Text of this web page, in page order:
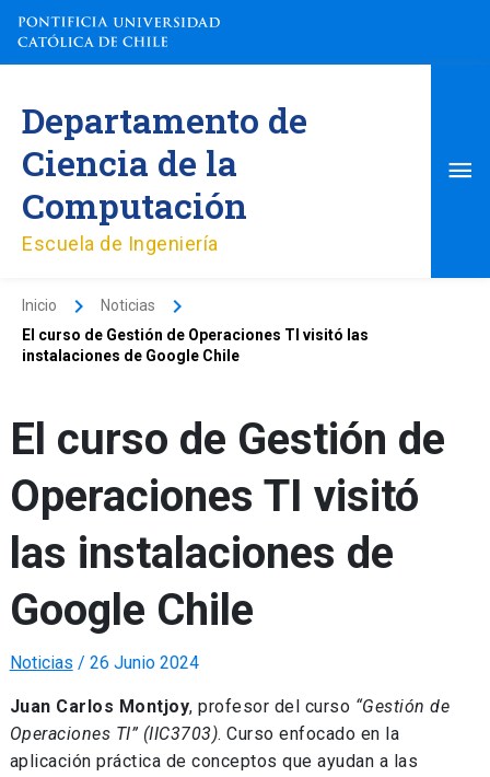
contenido
Departamento de
Ciencia de la
Computación
Escuela de Ingeniería
Inicio
Noticias
El curso de Gestión de Operaciones TI visitó las
instalaciones de Google Chile
El curso de Gestión de
Operaciones TI visitó
las instalaciones de
Google Chile
Noticias / 26 Junio 2024
Juan Carlos Montjoy, profesor del curso “Gestión de
Operaciones TI” (IIC3703). Curso enfocado en la
aplicación práctica de conceptos que ayudan a las